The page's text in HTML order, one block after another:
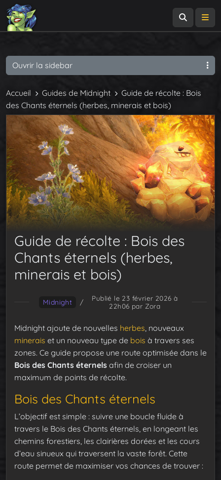
Accueil Guides de Midnight
Guide de récolte : Bois
des Chants éternels (herbes, minerais et bois)
Guide de récolte : Bois des
Chants éternels (herbes,
minerais et bois)
Midnight /
Publié le 23 février 2026 à
22h06 par Zora
Midnight ajoute de nouvelles herbes , nouveaux
minerais et un nouveau type de bois à travers ses
zones. Ce guide propose une route optimisée dans le
Bois des Chants éternels afin de croiser un
maximum de points de récolte.
Bois des Chants éternels
L’objectif est simple : suivre une boucle fluide à
travers le Bois des Chants éternels, en longeant les
chemins forestiers, les clairières dorées et les cours
d’eau sinueux qui traversent la vaste forêt. Cette
route permet de maximiser vos chances de trouver :
Ouvrir la sidebar